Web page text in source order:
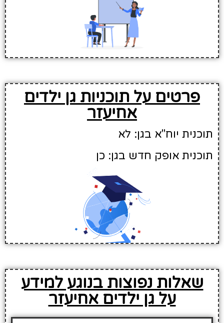
פרטים על תוכניות גן ילדים
אחיעזר
תוכנית יוח"א בגן: לא
תוכנית אופק חדש בגן: כן
שאלות נפוצות בנוגע למידע
על גן ילדים אחיעזר